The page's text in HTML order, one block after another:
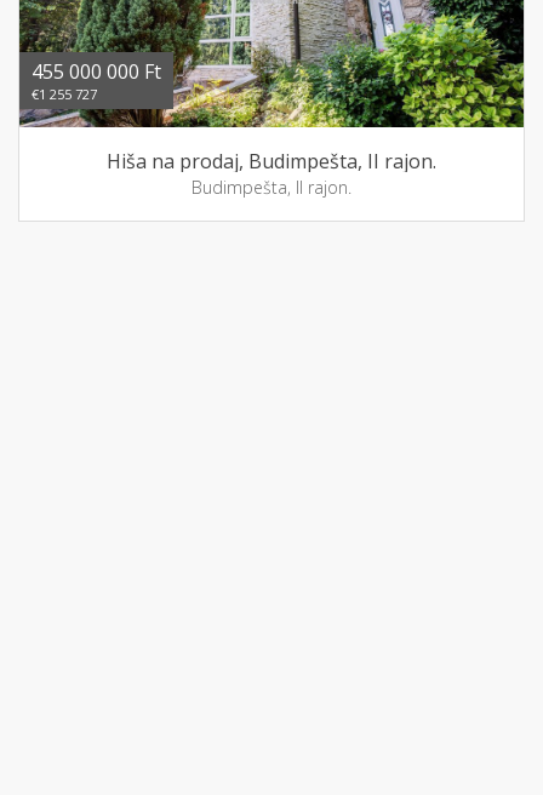
455 000 000 Ft
€1 255 727
Hiša na prodaj, Budimpešta, II rajon.
Budimpešta, II rajon.